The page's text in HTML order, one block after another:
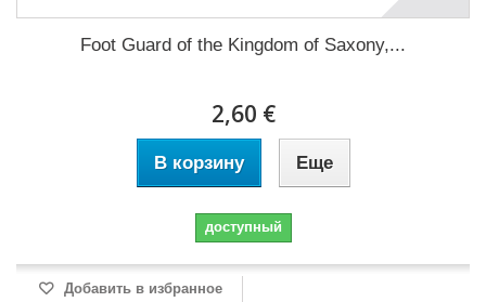
Foot Guard of the Kingdom of Saxony,...
2,60 €
В корзину Еще
доступный
Добавить в избранное